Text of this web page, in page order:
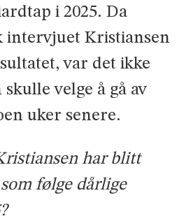
i 2025. Da
intervjuet Kristiansen
var det ikke
velge å gå av
uker senere.
har blitt
følge dårlige